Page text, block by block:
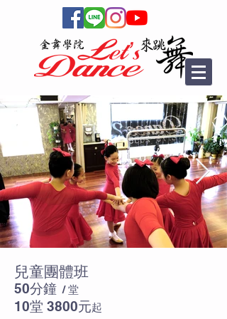
兒童團體班
50分鐘 / 堂
10堂 3800元起